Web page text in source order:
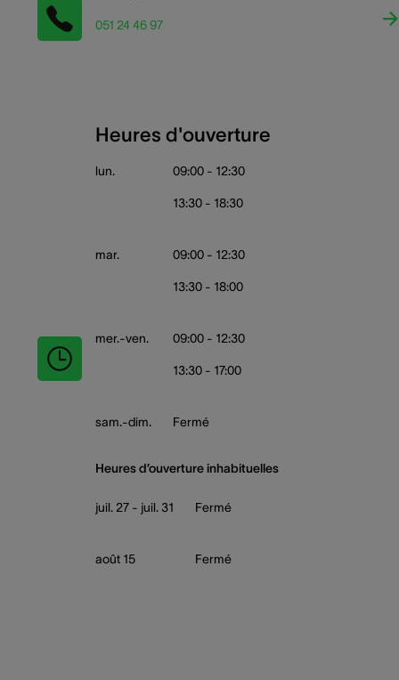
051 24 46 97
Heures d'ouverture
lun. 09:00 - 12:30
13:30 - 18:30
mar. 09:00 - 12:30
13:30 - 18:00
mer.-ven. 09:00 - 12:30
13:30 - 17:00
sam.-dim. Fermé
Heures d’ouverture inhabituelles
juil. 27 - juil. 31 Fermé
août 15 Fermé